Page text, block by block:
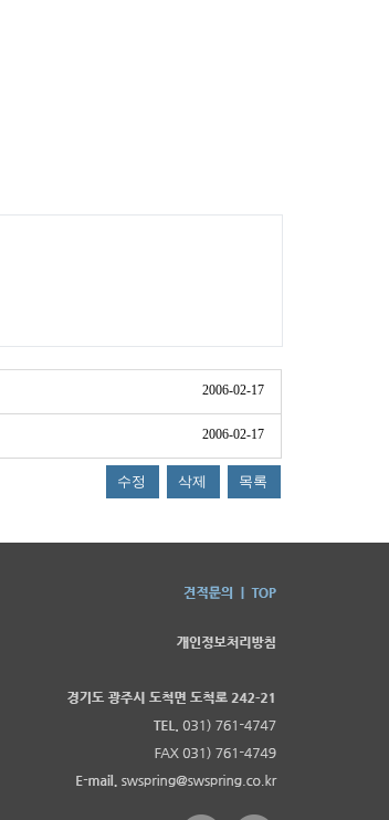
2006-02-17
2006-02-17
수정 삭제 목록